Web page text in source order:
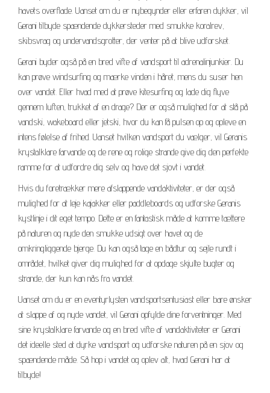
havets overflade. Uanset om du er nybegynder eller erfaren dykker, vil
Gerani tilbyde spændende dykkersteder med smukke koralrev,
skibsvrag og undervandsgrotter, der venter på at blive udforsket.
Gerani byder også på en bred vifte af vandsport til adrenalinjunkier. Du
kan prøve windsurfing og mærke vinden i håret, mens du suser hen
over vandet. Eller hvad med at prøve kitesurfing og lade dig flyve
gennem luften, trukket af en drage? Der er også mulighed for at stå på
vandski, wakeboard eller jetski, hvor du kan få pulsen op og opleve en
intens følelse af frihed. Uanset hvilken vandsport du vælger, vil Geranis
krystalklare farvande og de rene og rolige strande give dig den perfekte
ramme for at udfordre dig selv og have det sjovt i vandet.
Hvis du foretrækker mere afslappende vandaktiviteter, er der også
mulighed for at leje kajakker eller paddleboards og udforske Geranis
kystlinje i dit eget tempo. Dette er en fantastisk måde at komme tættere
på naturen og nyde den smukke udsigt over havet og de
omkringliggende bjerge. Du kan også tage en bådtur og sejle rundt i
området, hvilket giver dig mulighed for at opdage skjulte bugter og
strande, der kun kan nås fra vandet.
Uanset om du er en eventyrlysten vandsportsentusiast eller bare ønsker
at slappe af og nyde vandet, vil Gerani opfylde dine forventninger. Med
sine krystalklare farvande og en bred vifte af vandaktiviteter er Gerani
det ideelle sted at dyrke vandsport og udforske naturen på en sjov og
spændende måde. Så hop i vandet og oplev alt, hvad Gerani har at
tilbyde!